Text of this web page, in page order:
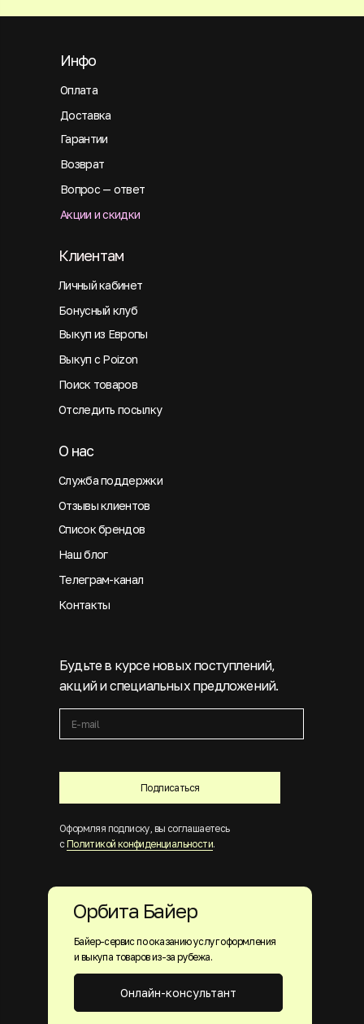
Оплата
Инфо
Подписаться
Будьте в курсе новых поступлений,
акций и специальных предложений.
Оформляя подписку, вы соглашаетесь
с Политикой конфиденциальности.
Доставка
Гарантии
Возврат
Вопрос — ответ
Акции и скидки
Личный кабинет
Клиентам
Бонусный клуб
Выкуп из Европы
Выкуп с Poizon
Поиск товаров
Отследить посылку
Служба поддержки
О нас
Отзывы клиентов
Список брендов
Наш блог
Телеграм-канал
Контакты
Байер-сервис по оказанию услуг оформления
и выкупа товаров из-за рубежа.
Онлайн-консультант
Орбита Байер